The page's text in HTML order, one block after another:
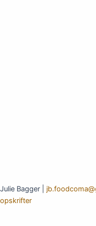
Julie Bagger |
opskrifter